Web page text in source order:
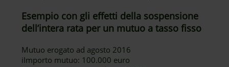
Esempio con gli effetti della sospensione
dell’intera rata per un mutuo a tasso fisso
Mutuo erogato ad agosto 2016
iImporto mutuo: 100.000 euro